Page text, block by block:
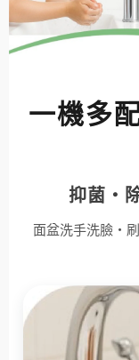
一機多
抑菌・
面盆洗手洗臉・